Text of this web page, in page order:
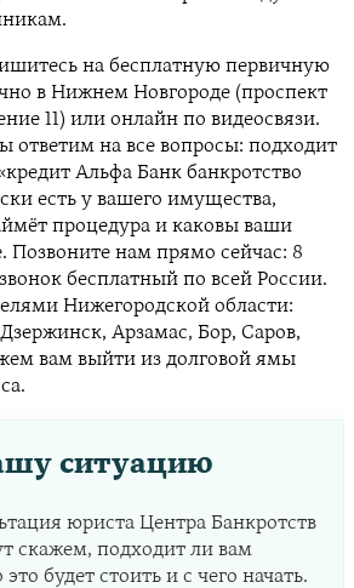
на бесплатную первичную
в Нижнем Новгороде (проспект
11) или онлайн по видеосвязи.
ответим на все вопросы: подходит
Альфа Банк банкротство
есть у вашего имущества,
процедура и каковы ваши
Позвоните нам прямо сейчас: 8
бесплатный по всей России.
Нижегородской области:
Арзамас, Бор, Саров,
вам выйти из долговой ямы
ситуацию
юриста Центра Банкротств
скажем, подходит ли вам
будет стоить и с чего начать.